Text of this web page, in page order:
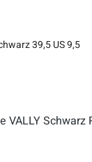
39,5 US 9,5